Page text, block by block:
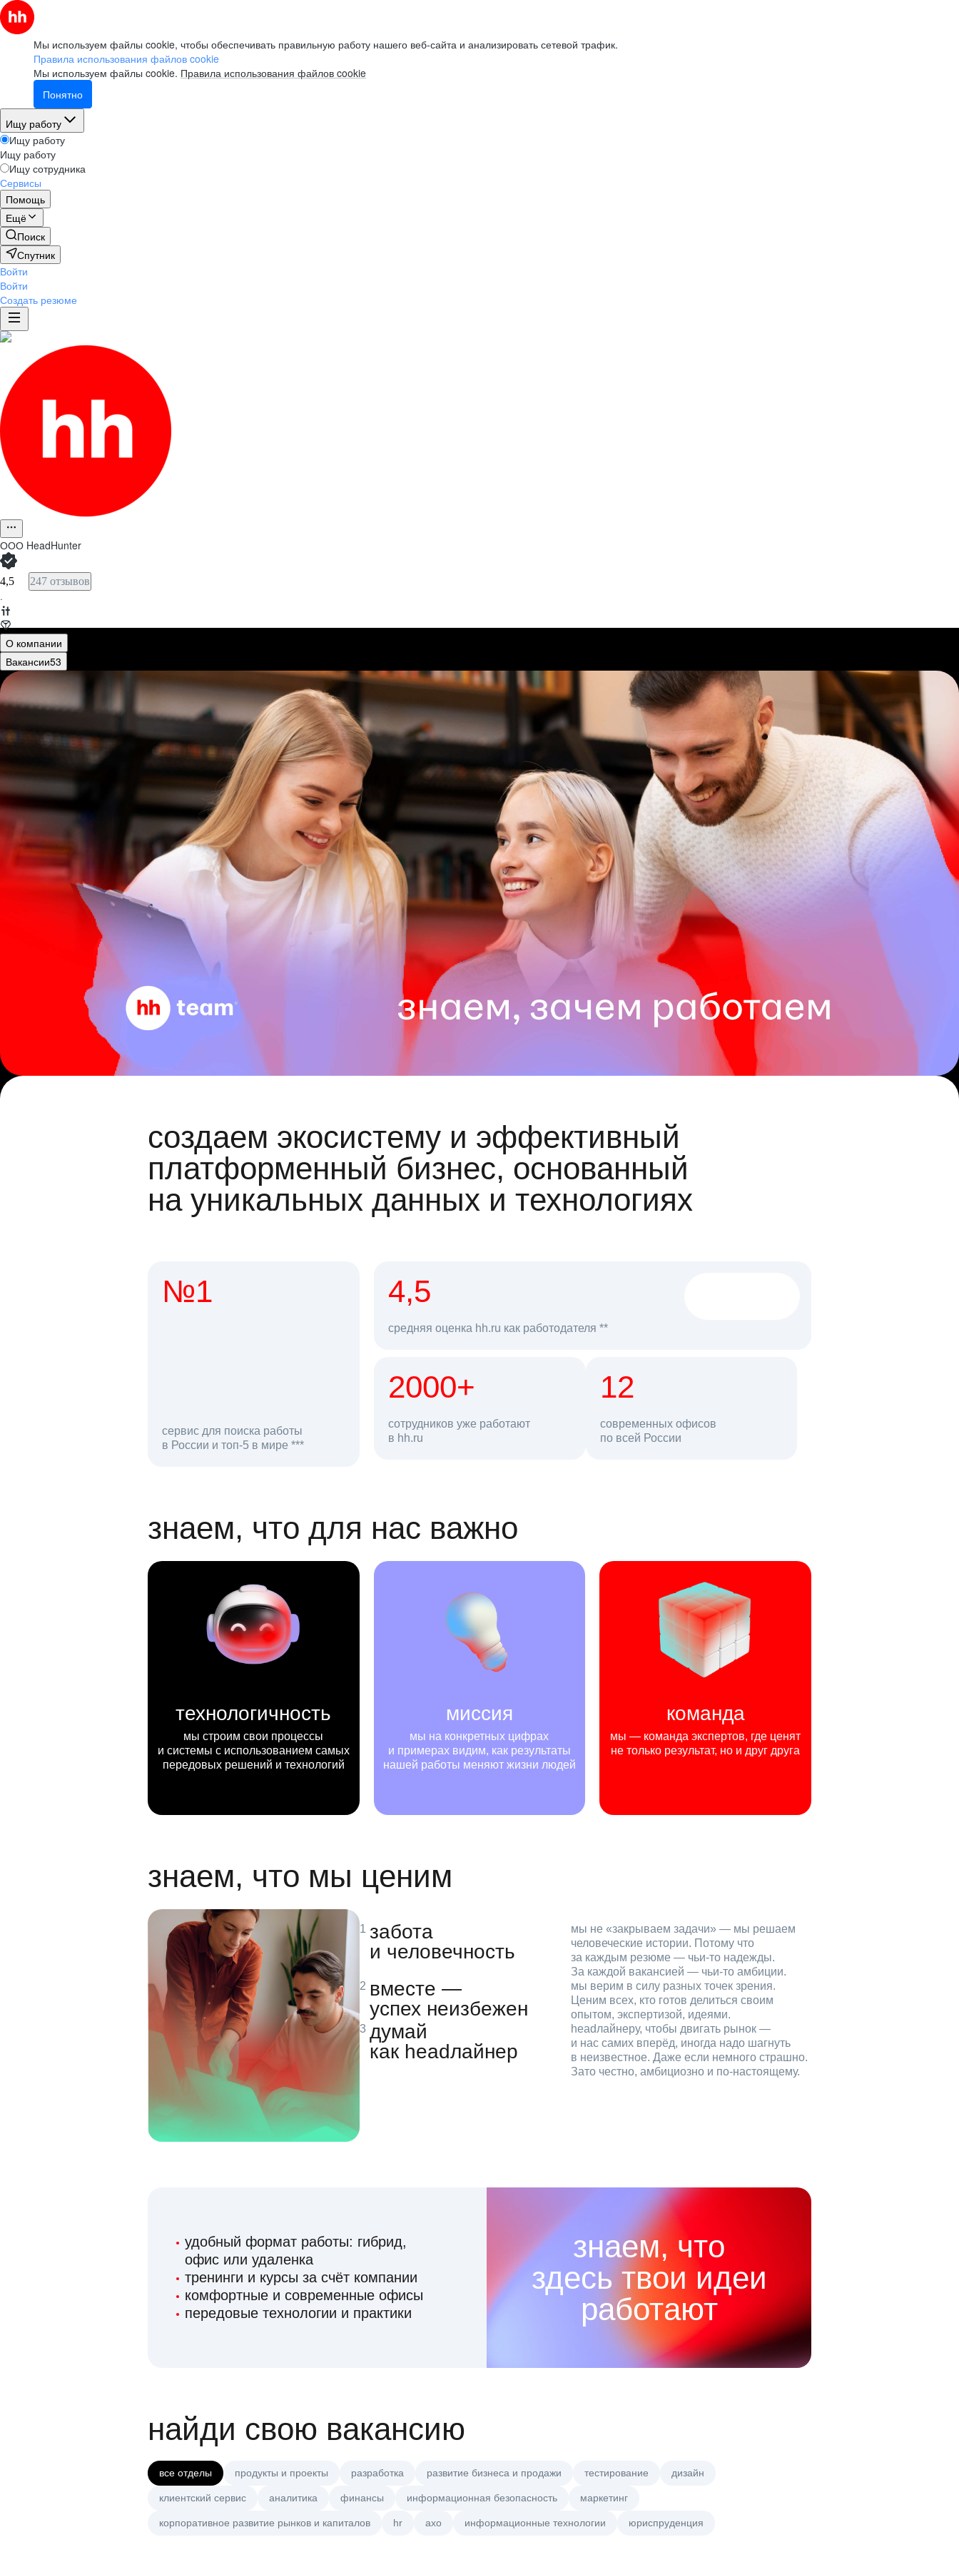
Мы используем файлы cookie, чтобы обеспечивать правильную работу нашего веб-сайта и анализировать сетевой трафик.
Правила использования файлов cookie
Мы используем файлы cookie. Правила использования файлов cookie
Понятно
Ищу работу
Ищу работу
Ищу работу
Ищу сотрудника
Сервисы
Помощь
Ещё
Поиск
Спутник
Войти
Войти
Создать резюме
ООО HeadHunter
4,5 247 отзывов
·
О компании
Вакансии53
создаем экосистему и эффективный
платформенный бизнес, основанный
на уникальных данных и технологиях
№1
сервис для поиска работы
в России и топ-5 в мире ***
откликов на вакансии
4,5
средняя оценка hh.ru как работодателя **
2000+
сотрудников уже работают
в hh.ru
68 млн 12
современных офисов
по всей Россиипользователей в день
знаем, что для нас важно
технологичность
мы строим свои процессы
и системы с использованием самых
передовых решений и технологий
миссия
мы на конкретных цифрах
и примерах видим, как результаты
нашей работы меняют жизни людей
команда
мы — команда экспертов, где ценят
не только результат, но и друг друга
знаем, что мы ценим
забота
и человечность
мы не «закрываем задачи» — мы решаем
человеческие истории. Потому что
за каждым резюме — чьи‑то надежды.
За каждой вакансией — чьи‑то амбиции.
вместе —
успех неизбежен
мы верим в силу разных точек зрения.
Ценим всех, кто готов делиться своим
опытом, экспертизой, идеями.
думай
как headлайнер
headлайнеру, чтобы двигать рынок —
и нас самих вперёд, иногда надо шагнуть
в неизвестное. Даже если немного страшно.
Зато честно, амбициозно и по‑настоящему.
удобный формат работы: гибрид,
офис или удаленка
тренинги и курсы за счёт компании
комфортные и современные офисы
передовые технологии и практики
знаем, что
здесь твои идеи
работают
найди свою вакансию
все отделы продукты и проекты разработка развитие бизнеса и продажи тестирование дизайн
клиентский сервис аналитика финансы информационная безопасность маркетинг
корпоративное развитие рынков и капиталов hr axo информационные технологии юриспруденция